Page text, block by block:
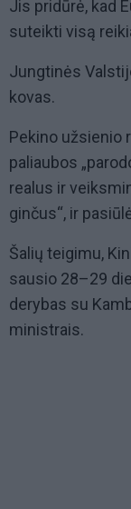
Jis pridūrė, kad
suteikti visą
Jungtinės
kovas.
Pekino užsienio
paliaubos
realus ir
ginčus“, ir
Šalių teigimu,
sausio 28–29
derybas su
ministrais.